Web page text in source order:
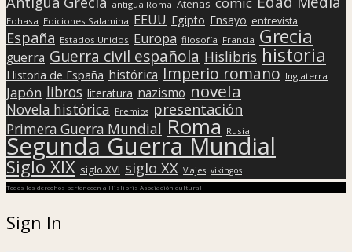
antigua Roma Atenas
Edhasa Ediciones Salamina EEUU Egipto Ensayo entrevista
España Estados Unidos Europa filosofía Francia Grecia
guerra Guerra civil española Hislibris historia
Historia de España histórica Imperio romano Inglaterra
Japón libros literatura nazismo novela
Novela histórica Premios presentación
Primera Guerra Mundial Roma Rusia
Segunda Guerra Mundial
Siglo XIX siglo XVI siglo XX Viajes vikingos
Todos los derechos pertenecen a Hislibris Asociación cultural
Sign In